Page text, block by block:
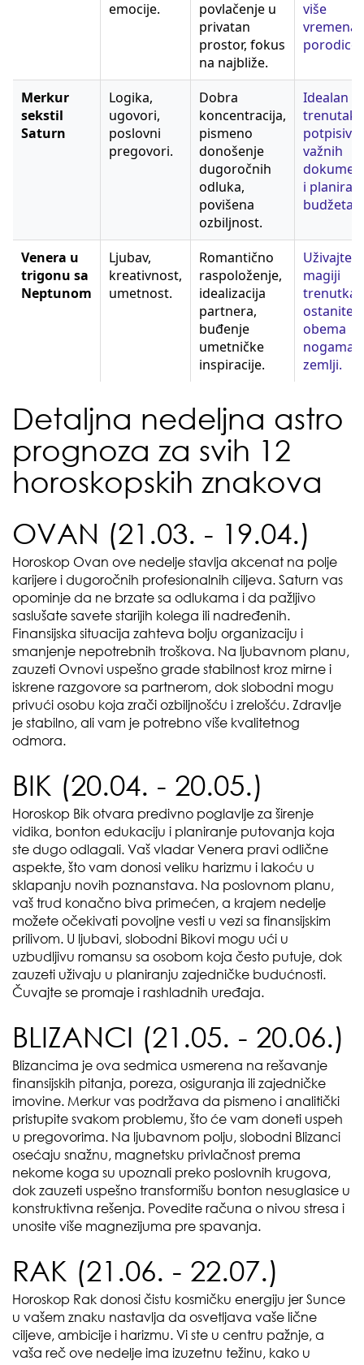
emocije.
povlačenje u
privatan
prostor, fokus
na najbliže.
više
vremena
Merkur
sekstil
Saturn
Logika,
ugovori,
poslovni
pregovori.
Dobra
koncentracija,
pismeno
donošenje
dugoročnih
odluka,
povišena
ozbiljnost.
Idealan
trenutak
važnih
i
budžeta.
Venera u
trigonu sa
Neptunom
Ljubav,
kreativnost,
umetnost.
Romantično
raspoloženje,
idealizacija
partnera,
buđenje
umetničke
inspiracije.
Uživajte u
magiji
trenutka,
ostanite
obema
nogama
zemlji.
Detaljna nedeljna astro
prognoza za svih 12
horoskopskih znakova
OVAN (21.03. - 19.04.)
Horoskop Ovan ove nedelje stavlja akcenat na polje
karijere i dugoročnih profesionalnih ciljeva. Saturn vas
opominje da ne brzate sa odlukama i da pažljivo
saslušate savete starijih kolega ili nadređenih.
Finansijska situacija zahteva bolju organizaciju i
smanjenje nepotrebnih troškova. Na ljubavnom planu,
zauzeti Ovnovi uspešno grade stabilnost kroz mirne i
iskrene razgovore sa partnerom, dok slobodni mogu
privući osobu koja zrači ozbiljnošću i zrelošću. Zdravlje
je stabilno, ali vam je potrebno više kvalitetnog
odmora.
BIK (20.04. - 20.05.)
Horoskop Bik otvara predivno poglavlje za širenje
vidika, bonton edukaciju i planiranje putovanja koja
ste dugo odlagali. Vaš vladar Venera pravi odlične
aspekte, što vam donosi veliku harizmu i lakoću u
sklapanju novih poznanstava. Na poslovnom planu,
vaš trud konačno biva primećen, a krajem nedelje
možete očekivati povoljne vesti u vezi sa finansijskim
prilivom. U ljubavi, slobodni Bikovi mogu ući u
uzbudljivu romansu sa osobom koja često putuje, dok
zauzeti uživaju u planiranju zajedničke budućnosti.
Čuvajte se promaje i rashladnih uređaja.
BLIZANCI (21.05. - 20.06.)
Blizancima je ova sedmica usmerena na rešavanje
finansijskih pitanja, poreza, osiguranja ili zajedničke
imovine. Merkur vas podržava da pismeno i analitički
pristupite svakom problemu, što će vam doneti uspeh
u pregovorima. Na ljubavnom polju, slobodni Blizanci
osećaju snažnu, magnetsku privlačnost prema
nekome koga su upoznali preko poslovnih krugova,
dok zauzeti uspešno transformišu bonton nesuglasice u
konstruktivna rešenja. Povedite računa o nivou stresa i
unosite više magnezijuma pre spavanja.
RAK (21.06. - 22.07.)
Horoskop Rak donosi čistu kosmičku energiju jer Sunce
u vašem znaku nastavlja da osvetljava vaše lične
ciljeve, ambicije i harizmu. Vi ste u centru pažnje, a
vaša reč ove nedelje ima izuzetnu težinu, kako u